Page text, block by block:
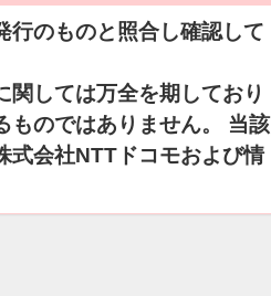
行のものと照合し確認して
しては万全を期しており
ものではありません。 当該
式会社NTTドコモおよび情